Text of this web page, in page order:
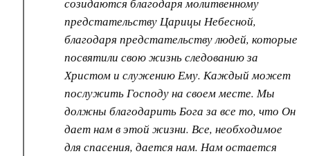
созидаются благодаря молитвенному
предстательству Царицы Небесной,
благодаря предстательству людей, которые
посвятили свою жизнь следованию за
Христом и служению Ему. Каждый может
послужить Господу на своем месте. Мы
должны благодарить Бога за все то, что Он
дает нам в этой жизни. Все, необходимое
для спасения, дается нам. Нам остается